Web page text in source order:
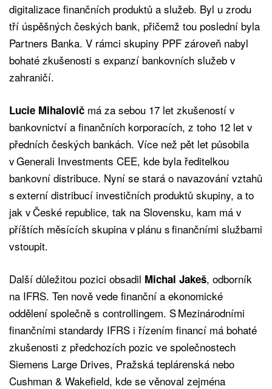
digitalizace finančních produktů a služeb. Byl u zrodu
tří úspěšných českých bank, přičemž tou poslední byla
Partners Banka. V rámci skupiny PPF zároveň nabyl
bohaté zkušenosti s expanzí bankovních služeb v
zahraničí.
Lucie Mihalovič má za sebou 17 let zkušeností v
bankovnictví a finančních korporacích, z toho 12 let v
předních českých bankách. Více než pět let působila
v Generali Investments CEE, kde byla ředitelkou
bankovní distribuce. Nyní se stará o navazování vztahů
s externí distribucí investičních produktů skupiny, a to
jak v České republice, tak na Slovensku, kam má v
příštích měsících skupina v plánu s finančními službami
vstoupit.
Další důležitou pozici obsadil Michal Jakeš, odborník
na IFRS. Ten nově vede finanční a ekonomické
oddělení společně s controllingem. S Mezinárodními
finančními standardy IFRS i řízením financí má bohaté
zkušenosti z předchozích pozic ve společnostech
Siemens Large Drives, Pražská teplárenská nebo
Cushman & Wakefield, kde se věnoval zejména